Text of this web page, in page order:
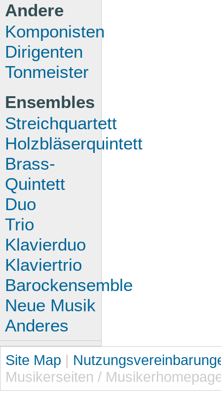
Andere
Komponisten
Dirigenten
Tonmeister
Ensembles
Streichquartett
Holzbläserquintett
Brass-
Quintett
Duo
Trio
Klavierduo
Klaviertrio
Barockensemble
Neue Musik
Anderes
Site Map |
Musikerseiten /